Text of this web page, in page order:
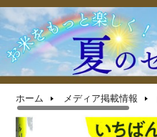
ホーム メディア掲載情報